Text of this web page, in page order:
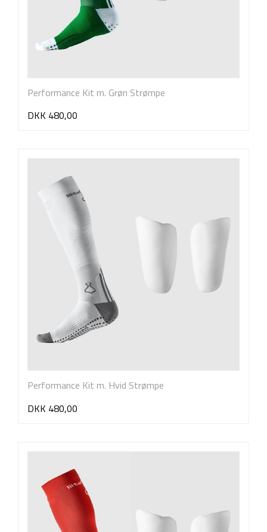
Performance Kit m. Grøn Strømpe
DKK 480,00
Performance Kit m. Hvid Strømpe
DKK 480,00